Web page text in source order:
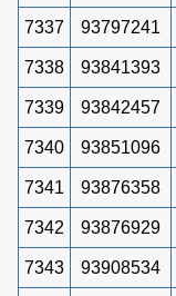
7337 93797241
7338 93841393
7339 93842457
7340 93851096
7341 93876358
7342 93876929
7343 93908534